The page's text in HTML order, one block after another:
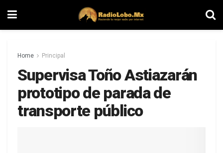
Home Principal
Supervisa Toño Astiazarán
prototipo de parada de
transporte público